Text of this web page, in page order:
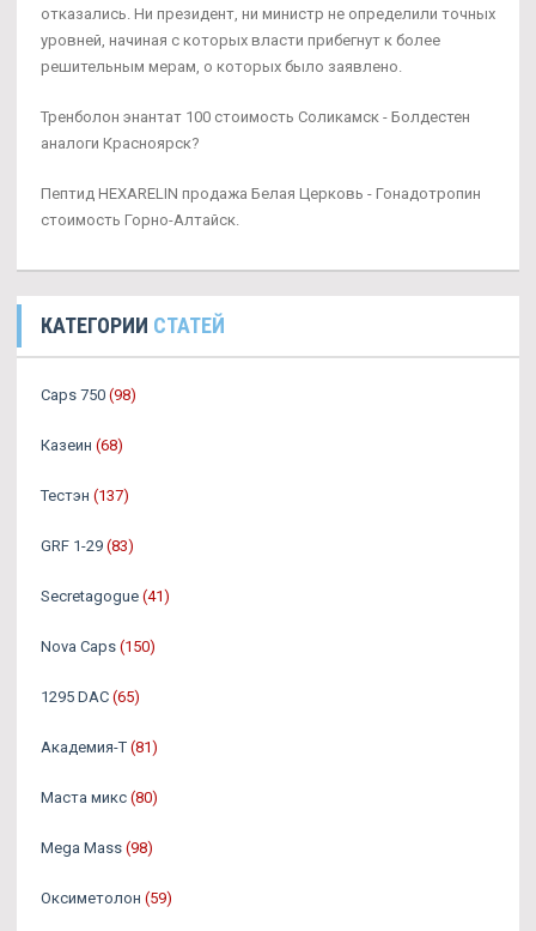
отказались. Ни президент, ни министр не определили точных
уровней, начиная с которых власти прибегнут к более
решительным мерам, о которых было заявлено.
Тренболон энантат 100 стоимость Соликамск - Болдестен
аналоги Красноярск?
Пептид HEXARELIN продажа Белая Церковь - Гонадотропин
стоимость Горно-Алтайск.
КАТЕГОРИИ СТАТЕЙ
Caps 750 (98)
Казеин (68)
Тестэн (137)
GRF 1-29 (83)
Secretagogue (41)
Nova Caps (150)
1295 DAC (65)
Академия-Т (81)
Маста микс (80)
Mega Mass (98)
Оксиметолон (59)